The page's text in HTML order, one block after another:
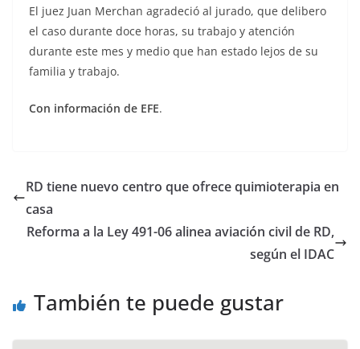
El juez Juan Merchan agradeció al jurado, que delibero
el caso durante doce horas, su trabajo y atención
durante este mes y medio que han estado lejos de su
familia y trabajo.
Con información de EFE.
RD tiene nuevo centro que ofrece quimioterapia en
casa
Reforma a la Ley 491-06 alinea aviación civil de RD,
según el IDAC
También te puede gustar